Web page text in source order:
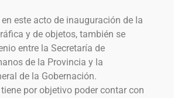
en este acto de inauguración de la
y de objetos, también se
entre la Secretaría de
de la Provincia y la
de la Gobernación.
por objetivo poder contar con